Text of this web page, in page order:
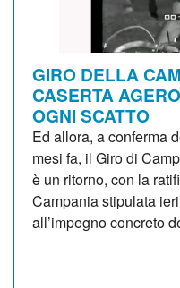
GIRO DELLA
CASERTA
OGNI SCATTO
Ed allora, a conferma
mesi fa, il Giro di
è un ritorno, con la
Campania stipulata
all’impegno concreto